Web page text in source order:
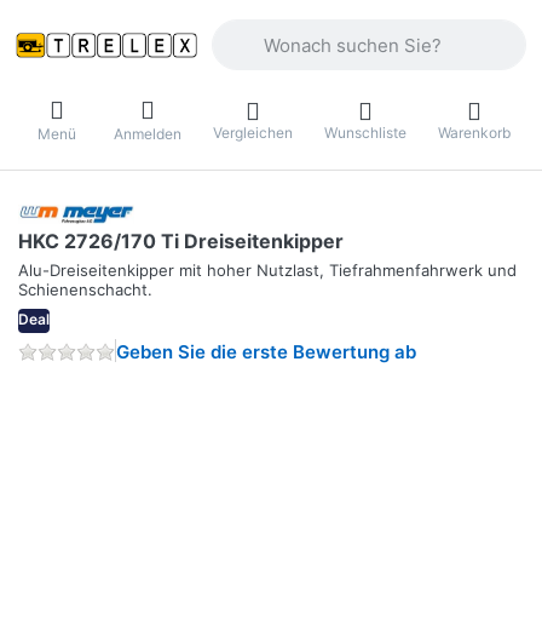
Menü Anmelden Vergleichen Wunschliste Warenkorb
HKC 2726/170 Ti Dreiseitenkipper
Alu-Dreiseitenkipper mit hoher Nutzlast, Tiefrahmenfahrwerk und
Schienenschacht.
Deal
Geben Sie die erste Bewertung ab